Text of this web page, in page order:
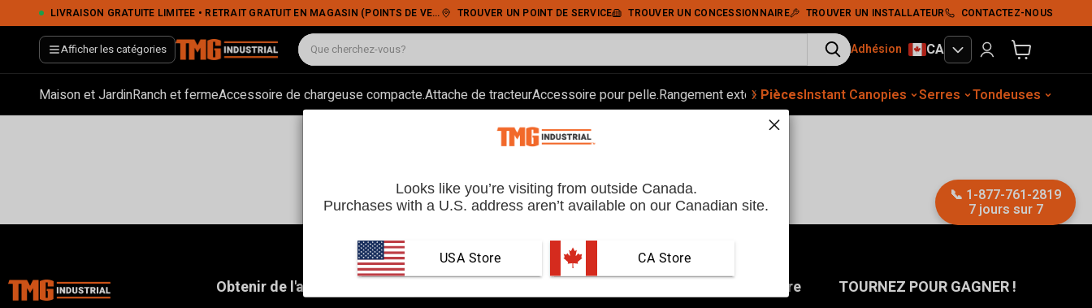
LIVRAISON GRATUITE LIMITÉE • RETRAIT GRATUIT EN MAGASIN (POINTS DE VENTE SÉLECTIONNÉS) • PAIEMENT SÉCURISÉ TROUVER UN POINT DE SERVICE TROUVER UN CONCESSIONNAIRE TROUVER UN INSTALLATEUR CONTACTEZ-NOUS
Afficher les catégories Adhésion CA Voir le panier
Maison et JardinRanch et fermeAccessoire de chargeuse compacte.Attache de tracteurAccessoire pour pelle.Rangement extérieurConstruction Équip. auto. Tassement du solAbris
‹
› PiècesInstant Canopies Serres Tondeuses
Obtenir de l'aide Devenez notre partenaire TOURNEZ POUR GAGNER !
📞 1-877-761-2819
7 jours sur 7
Looks like you’re visiting from outside Canada.
Purchases with a U.S. address aren’t available on our Canadian site.
USA Store CA Store